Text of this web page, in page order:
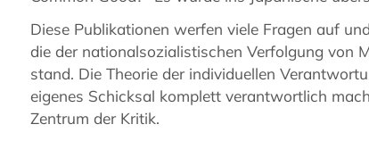
Diese Publikationen werfen viele Fragen auf
die der nationalsozialistischen Verfolgung von
stand. Die Theorie der individuellen
eigenes Schicksal komplett verantwortlich
Zentrum der Kritik.